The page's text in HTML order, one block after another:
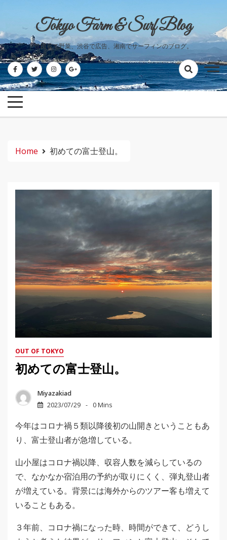
content
Tokyo Farm & Surf Blog
世田谷で野菜、渋谷で広告、湘南でサーフィンのブログ。
Home 初めての富士登山。
OUT OF TOKYO
初めての富士登山。
Miyazakiad
2023/07/29
0 Mins
今年はコロナ禍５類以降後初の山開きということもあ
り、富士登山者が急増している。
山小屋はコロナ禍以降、収容人数を減らしているの
で、なかなか宿泊用の予約が取りにくく、弾丸登山者
が増えている。背景には海外からのツアー客も増えて
いることもある。
３年前、コロナ禍になった時、時間ができて、どうし